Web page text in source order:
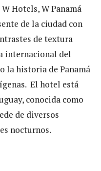
Hotels, W Panamá
de la ciudad con
de textura
internacional del
la historia de Panamá
El hotel está
conocida como
de diversos
nocturnos.